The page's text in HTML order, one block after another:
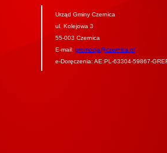
Urząd Gminy Czernica
ul. Kolejowa 3
55-003 Czernica
E-mail: promocja@czernica.pl
e-Doręczenia: AE:PL-63304-59867-